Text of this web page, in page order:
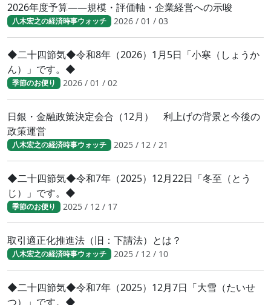
2026年度予算――規模・評価軸・企業経営への示唆
八木宏之の経済時事ウォッチ 2026 / 01 / 03
◆二十四節気◆令和8年（2026）1月5日「小寒（しょうか
ん）」です。◆
季節のお便り 2026 / 01 / 02
日銀・金融政策決定会合（12月） 利上げの背景と今後の
政策運営
八木宏之の経済時事ウォッチ 2025 / 12 / 21
◆二十四節気◆令和7年（2025）12月22日「冬至（とう
じ）」です。◆
季節のお便り 2025 / 12 / 17
取引適正化推進法（旧：下請法）とは？
八木宏之の経済時事ウォッチ 2025 / 12 / 10
◆二十四節気◆令和7年（2025）12月7日「大雪（たいせ
つ）」です。◆